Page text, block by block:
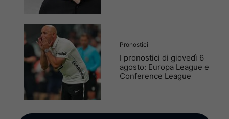
Pronostici
I pronostici di giovedì 6
agosto: Europa League e
Conference League